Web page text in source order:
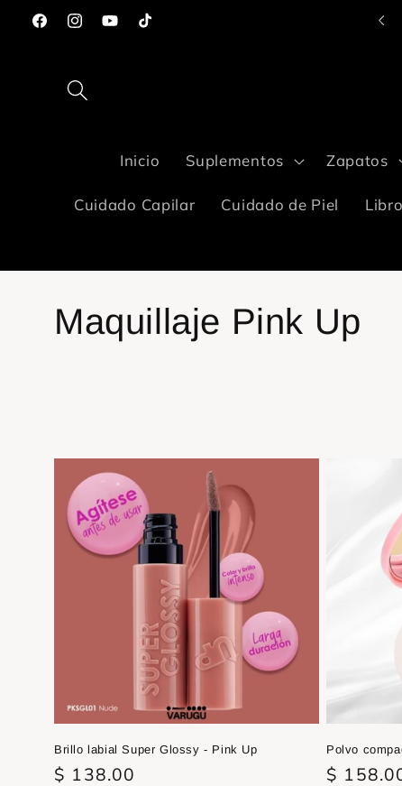
directamente
FacebookInstagram
YouTubeTikTok
Compra con Aplazo y paga en paguitos😉
Inicio Suplementos Zapatos
Cuidado Capilar Cuidado de Piel
C
e
c
n
:
Maquillaje Pink Up
Brillo labial Super Glossy - Pink Up
Precio
$ 138.00
Polvo
Precio
$